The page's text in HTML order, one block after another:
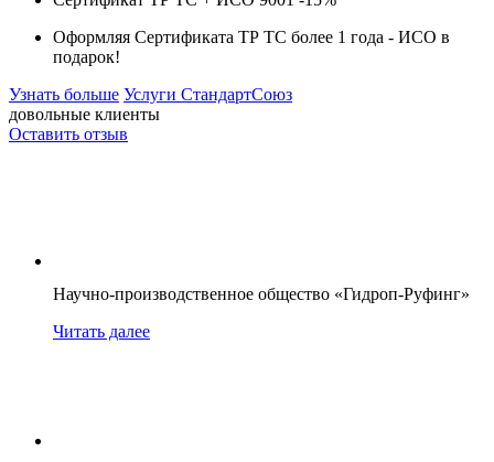
Оформляя Сертификата ТР ТС более 1 года - ИСО в
подарок!
Узнать больше Услуги СтандартСоюз
довольные клиенты
Оставить отзыв
Научно-производственное общество «Гидроп-Руфинг»
Читать далее